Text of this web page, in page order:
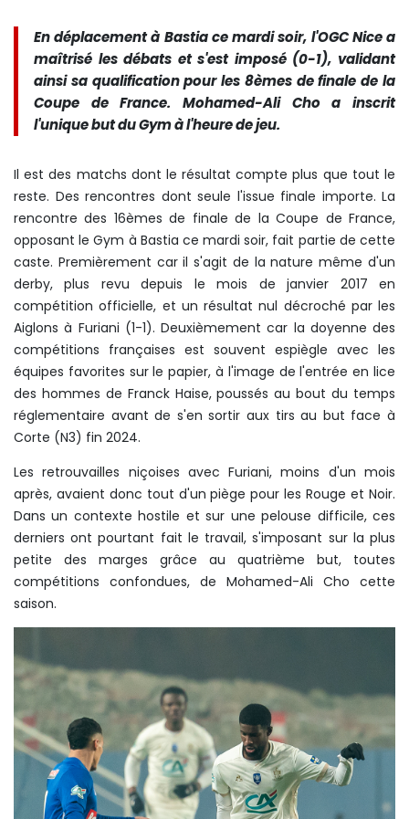
En déplacement à Bastia ce mardi soir, l'OGC Nice a
maîtrisé les débats et s'est imposé (0-1), validant
ainsi sa qualification pour les 8èmes de finale de la
Coupe de France. Mohamed-Ali Cho a inscrit
l'unique but du Gym à l'heure de jeu.
Il est des matchs dont le résultat compte plus que tout le
reste. Des rencontres dont seule l'issue finale importe. La
rencontre des 16èmes de finale de la Coupe de France,
opposant le Gym à Bastia ce mardi soir, fait partie de cette
caste. Premièrement car il s'agit de la nature même d'un
derby, plus revu depuis le mois de janvier 2017 en
compétition officielle, et un résultat nul décroché par les
Aiglons à Furiani (1-1). Deuxièmement car la doyenne des
compétitions françaises est souvent espiègle avec les
équipes favorites sur le papier, à l'image de l'entrée en lice
des hommes de Franck Haise, poussés au bout du temps
réglementaire avant de s'en sortir aux tirs au but face à
Corte (N3) fin 2024.
Les retrouvailles niçoises avec Furiani, moins d'un mois
après, avaient donc tout d'un piège pour les Rouge et Noir.
Dans un contexte hostile et sur une pelouse difficile, ces
derniers ont pourtant fait le travail, s'imposant sur la plus
petite des marges grâce au quatrième but, toutes
compétitions confondues, de Mohamed-Ali Cho cette
saison.